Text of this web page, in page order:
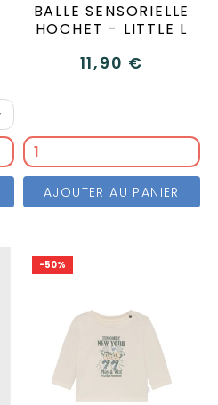
BALLE SENSORIELLE
HOCHET - LITTLE L
11,90 €
AJOUTER AU PANIER
-50%